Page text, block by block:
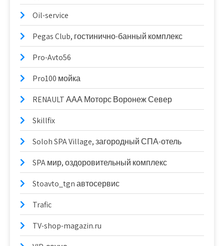
Oil-service
Pegas Club, гостинично-банный комплекс
Pro-Avto56
Pro100 мойка
RENAULT ААА Моторс Воронеж Север
Skillfix
Soloh SPA Village, загородный СПА-отель
SPA мир, оздоровительный комплекс
Stoavto_tgn автосервис
Trafic
TV-shop-magazin.ru